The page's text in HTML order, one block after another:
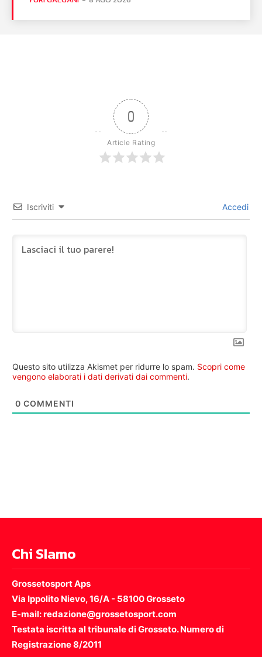
0
Article Rating
Iscriviti Accedi
Questo sito utilizza Akismet per ridurre lo spam. Scopri come
vengono elaborati i dati derivati dai commenti.
0 COMMENTI
Chi SIamo
Grossetosport Aps
Via Ippolito Nievo, 16/A - 58100 Grosseto
E-mail: redazione@grossetosport.com
Testata iscritta al tribunale di Grosseto. Numero di
Registrazione 8/2011